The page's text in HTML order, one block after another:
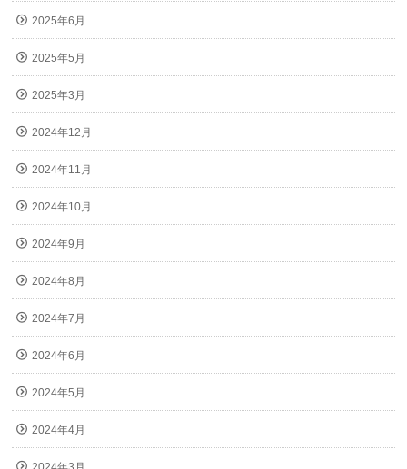
2025年6月
2025年5月
2025年3月
2024年12月
2024年11月
2024年10月
2024年9月
2024年8月
2024年7月
2024年6月
2024年5月
2024年4月